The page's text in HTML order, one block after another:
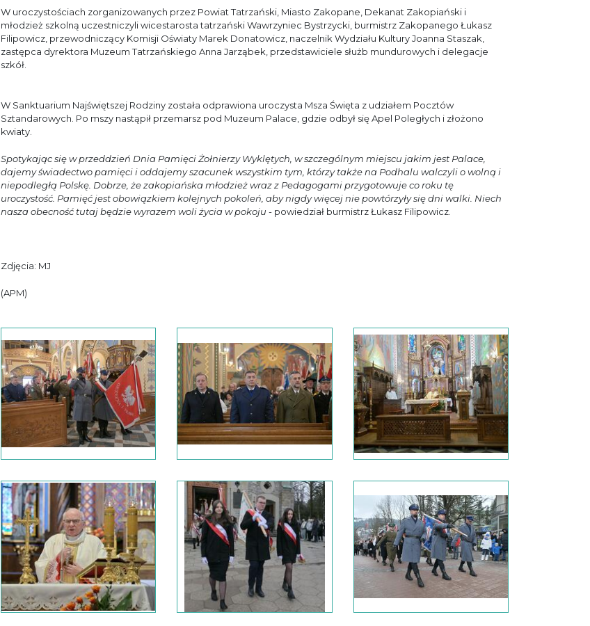
W uroczystościach zorganizowanych przez Powiat Tatrzański, Miasto Zakopane, Dekanat Zakopiański i
młodzież szkolną uczestniczyli wicestarosta tatrzański Wawrzyniec Bystrzycki, burmistrz Zakopanego Łukasz
Filipowicz, przewodniczący Komisji Oświaty Marek Donatowicz, naczelnik Wydziału Kultury Joanna Staszak,
zastępca dyrektora Muzeum Tatrzańskiego Anna Jarząbek, przedstawiciele służb mundurowych i delegacje
szkół.
W Sanktuarium Najświętszej Rodziny została odprawiona uroczysta Msza Święta z udziałem Pocztów
Sztandarowych. Po mszy nastąpił przemarsz pod Muzeum Palace, gdzie odbył się Apel Poległych i złożono
kwiaty.
Spotykając się w przeddzień Dnia Pamięci Żołnierzy Wyklętych, w szczególnym miejscu jakim jest Palace,
dajemy świadectwo pamięci i oddajemy szacunek wszystkim tym, którzy także na Podhalu walczyli o wolną i
niepodległą Polskę. Dobrze, że zakopiańska młodzież wraz z Pedagogami przygotowuje co roku tę
uroczystość. Pamięć jest obowiązkiem kolejnych pokoleń, aby nigdy więcej nie powtórzyły się dni walki. Niech
nasza obecność tutaj będzie wyrazem woli życia w pokoju - powiedział burmistrz Łukasz Filipowicz.
Zdjęcia: MJ
(APM)